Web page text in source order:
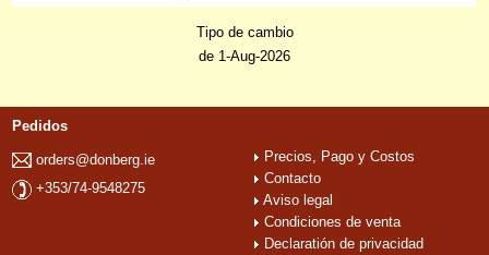
Tipo de cambio
de 1-Aug-2026
Pedidos
orders@donberg.ie
+353/74-9548275
Precios, Pago y Costos
Contacto
Aviso legal
Condiciones de venta
Declaratión de privacidad